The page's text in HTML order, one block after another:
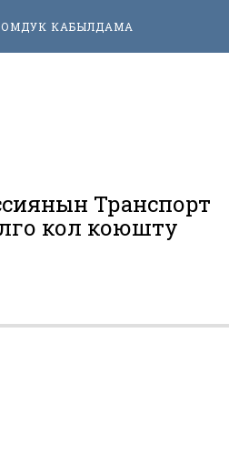
КАБЫЛДАМА
Транспорт
кол коюшту